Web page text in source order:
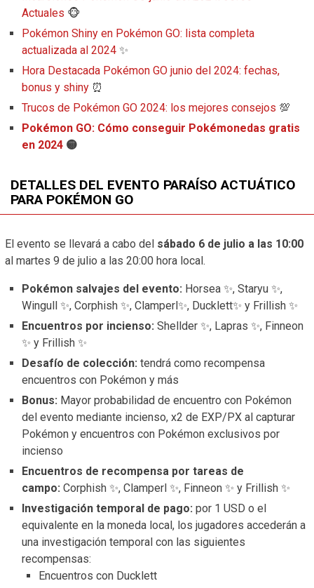
Actuales 🐵
Pokémon Shiny en Pokémon GO: lista completa
actualizada al 2024 ✨
Hora Destacada Pokémon GO junio del 2024: fechas,
bonus y shiny ⏰
Trucos de Pokémon GO 2024: los mejores consejos 💯
Pokémon GO: Cómo conseguir Pokémonedas gratis
en 2024 🟡
DETALLES DEL EVENTO PARAÍSO ACTUÁTICO
PARA POKÉMON GO
El evento se llevará a cabo del sábado 6 de julio a las 10:00
al martes 9 de julio a las 20:00 hora local.
Pokémon salvajes del evento: Horsea ✨, Staryu ✨,
Wingull ✨, Corphish ✨, Clamperl✨, Ducklett✨ y Frillish ✨
Encuentros por incienso: Shellder ✨, Lapras ✨, Finneon
✨ y Frillish ✨
Desafío de colección: tendrá como recompensa
encuentros con Pokémon y más
Bonus: Mayor probabilidad de encuentro con Pokémon
del evento mediante incienso, x2 de EXP/PX al capturar
Pokémon y encuentros con Pokémon exclusivos por
incienso
Encuentros de recompensa por tareas de
campo: Corphish ✨, Clamperl ✨, Finneon ✨ y Frillish ✨
Investigación temporal de pago: por 1 USD o el
equivalente en la moneda local, los jugadores accederán a
una investigación temporal con las siguientes
recompensas:
Encuentros con Ducklett